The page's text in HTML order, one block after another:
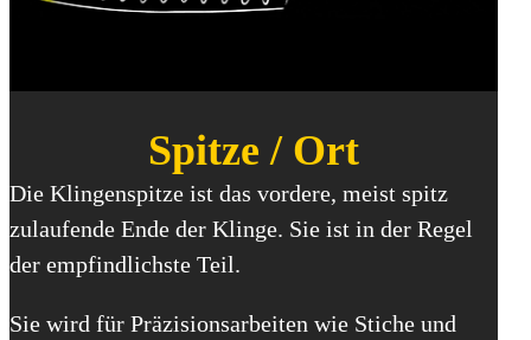
Spitze / Ort
Die Klingenspitze ist das vordere, meist spitz
zulaufende Ende der Klinge. Sie ist in der Regel
der empfindlichste Teil.
Sie wird für Präzisionsarbeiten wie Stiche und